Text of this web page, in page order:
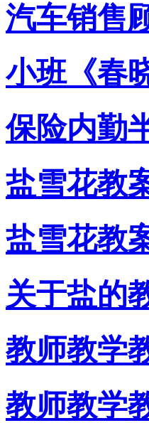
汽车销售
小班《春
保险内勤
盐雪花教
盐雪花教
关于盐的
教师教学
教师教学